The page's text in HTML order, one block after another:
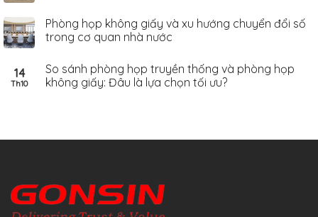
Phòng họp không giấy và xu hướng chuyển đổi số
trong cơ quan nhà nước
14
Th10
So sánh phòng họp truyền thống và phòng họp
không giấy: Đâu là lựa chọn tối ưu?